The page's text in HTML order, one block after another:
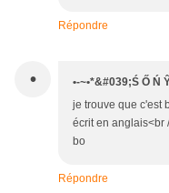
Répondre
• •-~•*&#039;Ś Ő Ń
je trouve que c'est
écrit en anglais<br
bo
Répondre